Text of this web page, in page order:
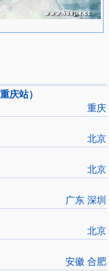
庆站）
重庆
北京
北京
广东 深圳
北京
安徽 合肥